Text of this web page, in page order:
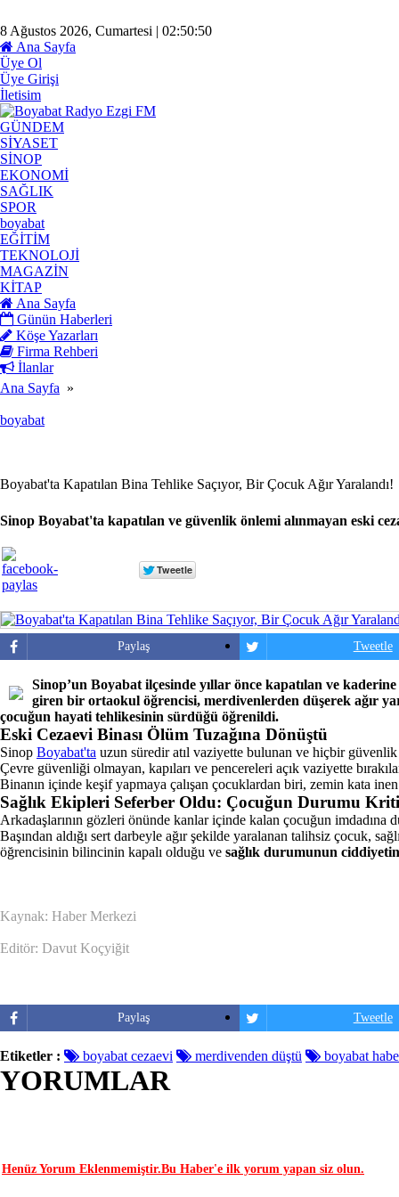
8 Ağustos 2026, Cumartesi | 02:50:51
Ana Sayfa
Üye Ol
Üye Girişi
İletisim
GÜNDEM
SİYASET
SİNOP
EKONOMİ
SAĞLIK
SPOR
boyabat
EĞİTİM
TEKNOLOJİ
MAGAZİN
KİTAP
Ana Sayfa
Günün Haberleri
Köşe Yazarları
Firma Rehberi
İlanlar
Ana Sayfa »
boyabat
Boyabat'ta Kapatılan Bina Tehlike Saçıyor, Bir Çocuk Ağır Yaralandı!
Sinop Boyabat'ta kapatılan ve güvenlik önlemi alınmayan eski
Paylaş Tweetle
Sinop’un Boyabat ilçesinde yıllar önce kapatılan ve
giren bir ortaokul öğrencisi, merdivenlerden düşerek ağır
çocuğun hayati tehlikesinin sürdüğü öğrenildi.
Eski Cezaevi Binası Ölüm Tuzağına Dönüştü
Sinop Boyabat'ta uzun süredir atıl vaziyette bulunan ve hiçbir güvenlik
Çevre güvenliği olmayan, kapıları ve pencereleri açık vaziyette
Binanın içinde keşif yapmaya çalışan çocuklardan biri, zemin kata
Sağlık Ekipleri Seferber Oldu: Çocuğun Durumu
Arkadaşlarının gözleri önünde kanlar içinde kalan çocuğun
Başından aldığı sert darbeyle ağır şekilde yaralanan talihsiz çocuk,
öğrencisinin bilincinin kapalı olduğu ve sağlık durumunun
Kaynak: Haber Merkezi
Editör: Davut Koçyiğit
Paylaş Tweetle
Etiketler : boyabat cezaevi merdivenden düştü boyabat
YORUMLAR
Henüz Yorum Eklenmemiştir.Bu Haber'e ilk yorum yapan siz olun.